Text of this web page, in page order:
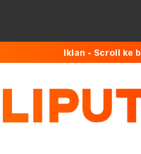
Iklan - Scroll ke